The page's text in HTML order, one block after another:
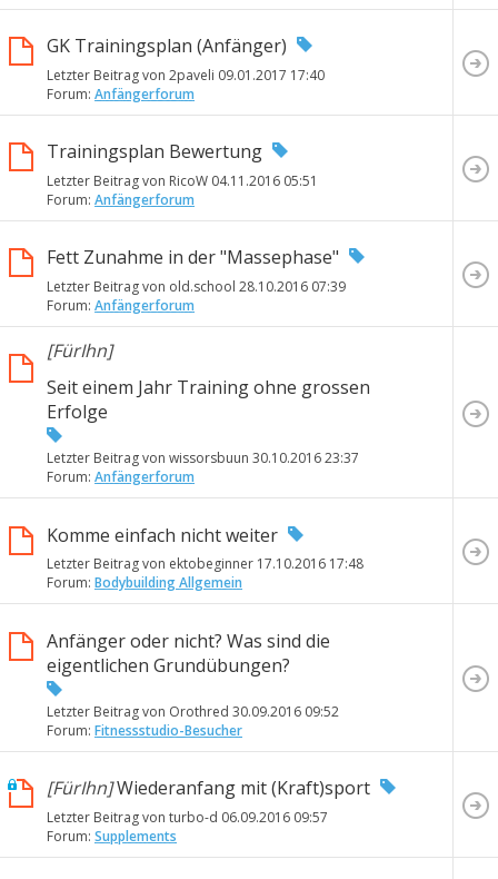
GK Trainingsplan (Anfänger)
Letzter Beitrag von 2paveli 09.01.2017 17:40
Forum: Anfängerforum
Trainingsplan Bewertung
Letzter Beitrag von RicoW 04.11.2016 05:51
Forum: Anfängerforum
Fett Zunahme in der "Massephase"
Letzter Beitrag von old.school 28.10.2016 07:39
Forum: Anfängerforum
[FürIhn]
Seit einem Jahr Training ohne grossen
Erfolge
Letzter Beitrag von wissorsbuun 30.10.201623:37
Forum: Anfängerforum
Komme einfach nicht weiter
Letzter Beitrag von ektobeginner 17.10.2016 17:48
Forum: Bodybuilding Allgemein
Anfänger oder nicht? Was sind die
eigentlichen Grundübungen?
Letzter Beitrag von Orothred 30.09.2016 09:52
Forum: Fitnessstudio-Besucher
[FürIhn]Wiederanfang mit (Kraft)sport
Letzter Beitrag von turbo-d 06.09.2016 09:57
Forum: Supplements